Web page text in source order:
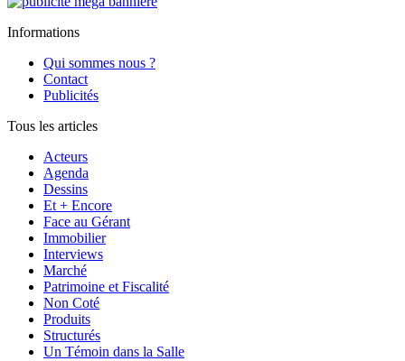
Informations
Qui sommes nous ?
Contact
Publicités
Tous les articles
Acteurs
Agenda
Dessins
Et + Encore
Face au Gérant
Immobilier
Interviews
Marché
Patrimoine et Fiscalité
Non Coté
Produits
Structurés
Un Témoin dans la Salle